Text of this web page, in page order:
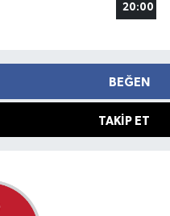
20:00
BEĞEN
TAKIP ET